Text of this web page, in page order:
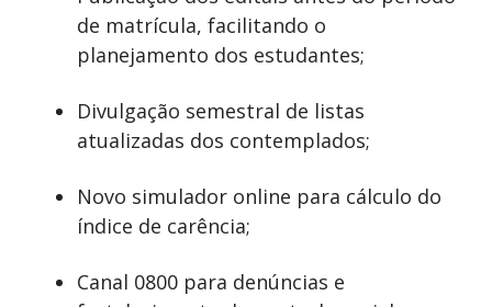
de matrícula, facilitando o
planejamento dos estudantes;
Divulgação semestral de listas
atualizadas dos contemplados;
Novo simulador online para cálculo do
índice de carência;
Canal 0800 para denúncias e